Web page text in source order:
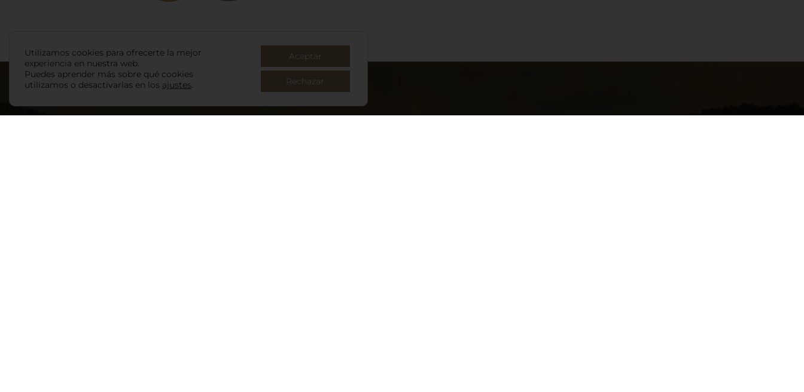
Utilizamos cookies para ofrecerte la mejor
experiencia en nuestra web.
Puedes aprender más sobre qué cookies
utilizamos o desactivarlas en los ajustes.
Aceptar
Rechazar